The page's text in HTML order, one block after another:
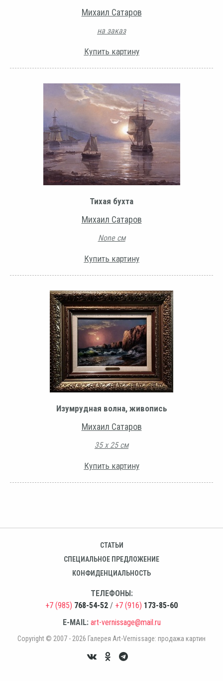
Михаил Сатаров
на заказ
Купить картину
Тихая бухта
Михаил Сатаров
None см
Купить картину
Изумрудная волна, живопись
Михаил Сатаров
35 х 25 см
Купить картину
СТАТЬИ
СПЕЦИАЛЬНОЕ ПРЕДЛОЖЕНИЕ
КОНФИДЕНЦИАЛЬНОСТЬ
ТЕЛЕФОНЫ:
+7 (985) 768-54-52 / +7 (916) 173-85-60
E-MAIL: art-vernissage@mail.ru
Copyright © 2007 - 2026 Галерея Art-Vernissage: продажа картин